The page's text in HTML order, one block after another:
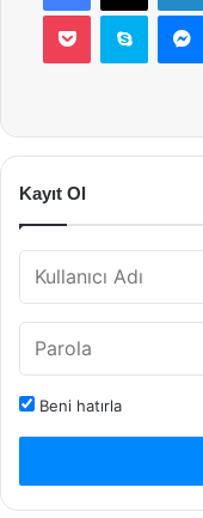
Pocket Skype
Kayıt Ol
Beni hatırla